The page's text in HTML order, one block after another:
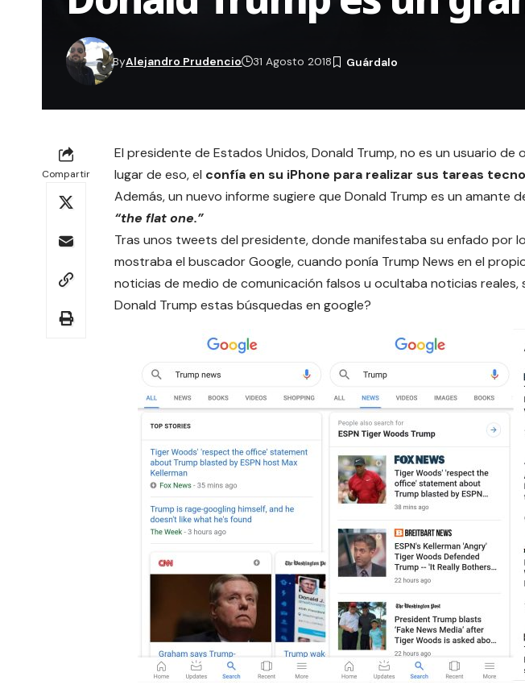
ByAlejandro Prudencio 31 Agosto 2018
Compartir
El presidente de Estados Unidos, Donald Trump, no es un usuario de
lugar de eso, el confía en su iPhone para realizar sus tareas
Además, un nuevo informe sugiere que Donald Trump es un amante
“the flat one.”
Tras unos tweets del presidente, donde manifestaba su enfado por
mostraba el buscadorGoogle, cuando ponía Trump News en el
noticias de medio de comunicación falsos u ocultaba noticias reales,
Donald Trump estas búsquedas en google?